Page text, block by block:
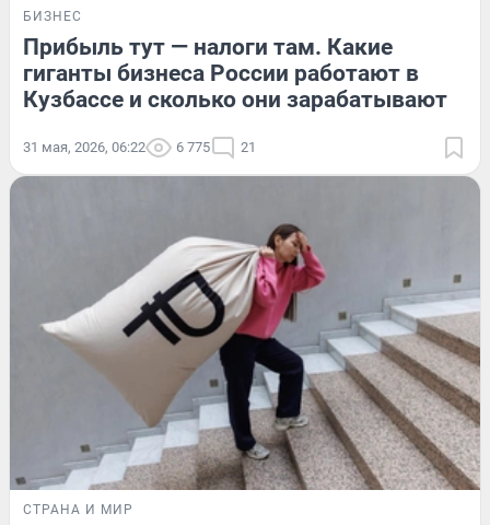
БИЗНЕС
Прибыль тут — налоги там. Какие
гиганты бизнеса России работают в
Кузбассе и сколько они зарабатывают
31 мая, 2026, 06:22 6 775 21
СТРАНА И МИР